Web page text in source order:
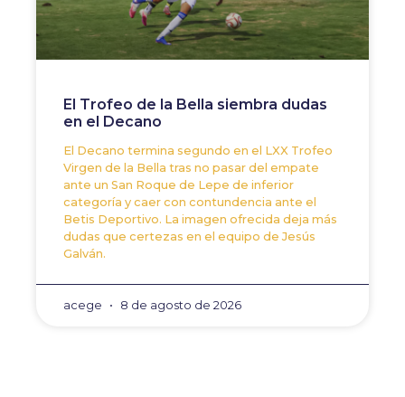
El Trofeo de la Bella siembra dudas
en el Decano
El Decano termina segundo en el LXX Trofeo
Virgen de la Bella tras no pasar del empate
ante un San Roque de Lepe de inferior
categoría y caer con contundencia ante el
Betis Deportivo. La imagen ofrecida deja más
dudas que certezas en el equipo de Jesús
Galván.
acege 8 de agosto de 2026